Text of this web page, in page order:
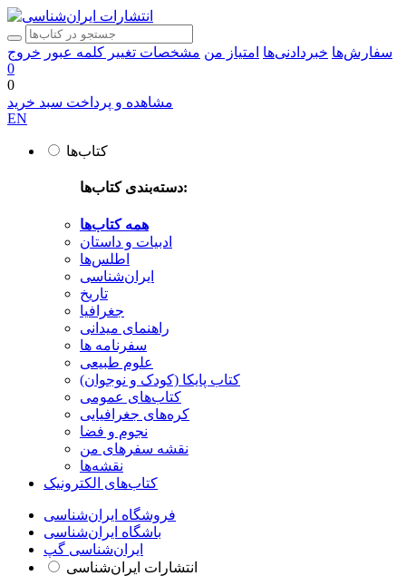
سفارش‌ها خبردادنی‌ها امتیاز من مشخصات تغییر کلمه عبور خروج
0
0
مشاهده و پرداخت سبد خرید
EN
کتاب‌ها
دسته‌بندی کتاب‌ها:
همه کتاب‌ها
ادبیات و داستان
اطلس‌ها
ایران‌شناسی
تاریخ
جغرافیا
راهنمای میدانی
سفرنامه‌ ها
علوم طبیعی
کتاب‌ پایکا (کودک و نوجوان)
کتاب‌های عمومی
کره‌های جغرافیایی
نجوم و فضا
نقشه سفرهای من
نقشه‌ها
کتاب‌های الکترونیک
فروشگاه ایران‌شناسی
باشگاه ایران‌شناسی
ایران‌شناسی گپ
انتشارات ایران‌شناسی